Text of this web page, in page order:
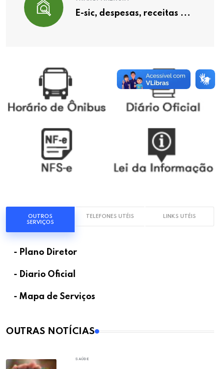
E-sic, despesas, receitas ...
OUTROS
SERVIÇOS
TELEFONES UTÉIS LINKS UTÉIS
- Plano Diretor
- Diario Oficial
- Mapa de Serviços
OUTRAS NOTÍCIAS
SAÚDE